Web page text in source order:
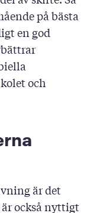
på bästa
en god
och
är det
också nyttigt